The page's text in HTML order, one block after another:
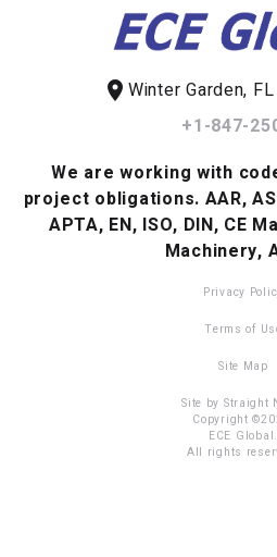
location_onWinter Garden,
+1-847-
We are working with
project obligations. AAR,
APTA, EN, ISO, DIN, CE
Machinery,
Privacy
Terms of
Site Map
Site by Straight
Copyright
ECE Global.
All rights